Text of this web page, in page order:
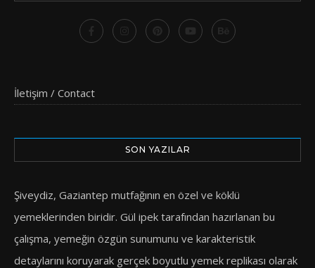
İletişim / Contact
SON YAZILAR
Şiveydiz, Gaziantep mutfağının en özel ve köklü
yemeklerinden biridir. Gül ipek tarafından hazırlanan bu
çalışma, yemeğin özgün sunumunu ve karakteristik
detaylarını koruyarak gerçek boyutlu yemek replikası olarak